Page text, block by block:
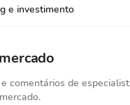
e investimento
comentários de